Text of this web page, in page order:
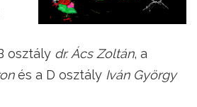
osztály dr. Ács Zoltán, a
és a D osztály Iván György